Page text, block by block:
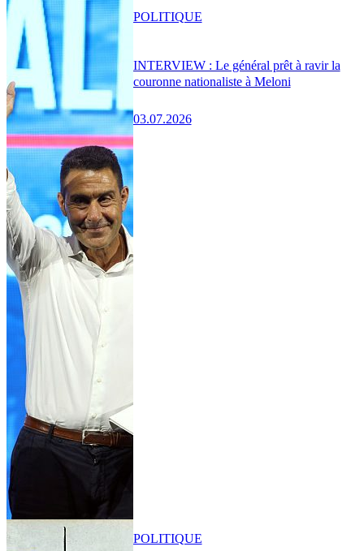
INTERVIEW : Le général prêt à ravir la
couronne nationaliste à Meloni
03.07.2026
POLITIQUE
POLITIQUE